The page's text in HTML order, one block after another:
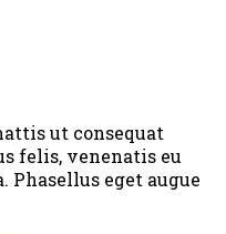
ut consequat
felis, venenatis eu
eget augue